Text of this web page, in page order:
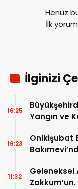
Henüz
İlk
İlginizi
Yangın ve
16:25
Onikişubat
16:23
Geleneksel
Zakkum’un.
11:32